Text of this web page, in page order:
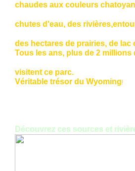
chaudes aux couleurs
chutes d'eau, des
des hectares de prairies, de lac
Tous les ans, plus de 2 millions
visitent ce parc.
Véritable trésor du Wyoming!
Découvrez ces sources et